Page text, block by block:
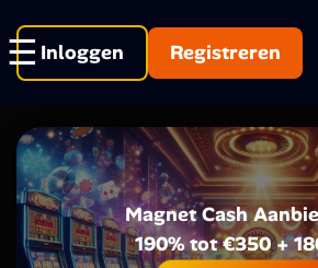
Inloggen Registreren
Magnet Cash
190% tot €350 +